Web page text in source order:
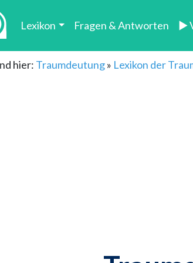
Lexikon Fragen & Antworten ►
hier: Traumdeutung» Lexikon der